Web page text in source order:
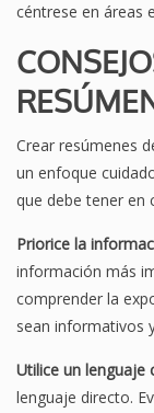
céntrese en áreas
Crear resúmenes
un enfoque
que debe tener en
Priorice la
información más
comprender la
sean informativos
Utilice un lenguaje
lenguaje directo.